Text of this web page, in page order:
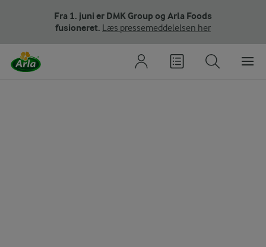
Fra 1. juni er DMK Group og Arla Foods
fusioneret. Læs pressemeddelelsen her